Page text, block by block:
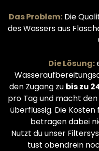
Das Problem: Die
des Wassers aus
Die Lösung:
den Zugang zu bis zu
pro Tag und macht
überflüssig. Die
betragen dabei
Nutzt du unser
tust obendrein